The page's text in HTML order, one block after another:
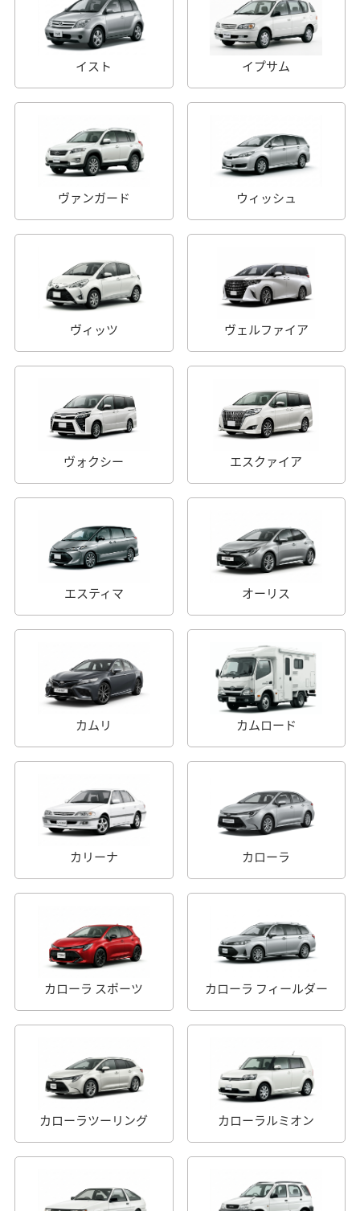
イスト イプサム
ヴァンガード ウィッシュ
ヴィッツ ヴェルファイア
ヴォクシー エスクァイア
エスティマ オーリス
カムリ カムロード
カリーナ カローラ
カローラ スポーツ カローラ フィールダー
カローラツーリング カローラルミオン